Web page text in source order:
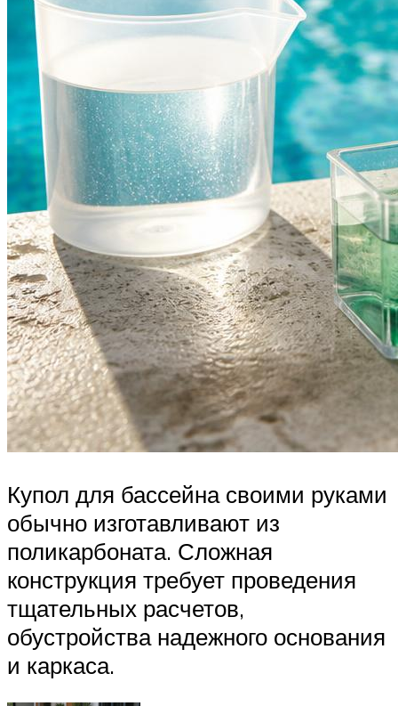
Купол для бассейна своими руками
обычно изготавливают из
поликарбоната. Сложная
конструкция требует проведения
тщательных расчетов,
обустройства надежного основания
и каркаса.